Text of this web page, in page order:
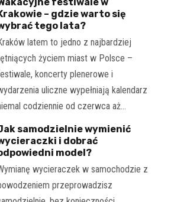
festiwale w
– gdzie warto się
tego lata?
latem to jedno z najbardziej
życiem miast w Polsce –
koncerty plenerowe i
uliczne wypełniają kalendarz
codziennie od czerwca aż…
samodzielnie wymienić
i dobrać
model?
wycieraczek w samochodzie z
przeprowadzisz